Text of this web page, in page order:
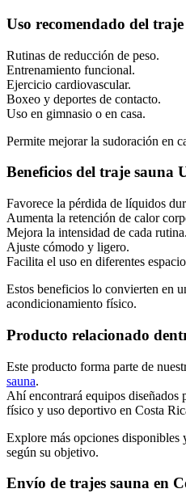
Uso recomendado del traje
Rutinas de reducción de peso.
Entrenamiento funcional.
Ejercicio cardiovascular.
Boxeo y deportes de contacto.
Uso en gimnasio o en casa.
Permite mejorar la sudoración en
Beneficios del traje sauna
Favorece la pérdida de líquidos
Aumenta la retención de calor
Mejora la intensidad de cada rutina.
Ajuste cómodo y ligero.
Facilita el uso en diferentes
Estos beneficios lo convierten en
acondicionamiento físico.
Producto relacionado
Este producto forma parte de
sauna.
Ahí encontrará equipos diseñados
físico y uso deportivo en Costa
Explore más opciones disponibles
según su objetivo.
Envío de trajes sauna en